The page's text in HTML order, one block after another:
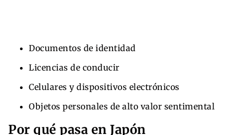
Documentos de identidad
Licencias de conducir
Celulares y dispositivos electrónicos
Objetos personales de alto valor sentimental
Por qué pasa en Japón